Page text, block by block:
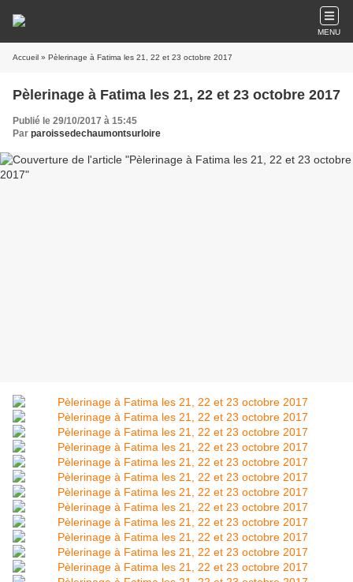
MENU
Accueil » Pèlerinage à Fatima les 21, 22 et 23 octobre 2017
Pèlerinage à Fatima les 21, 22 et 23 octobre 2017
Publié le 29/10/2017 à 15:45
Par paroissedechaumontsurloire